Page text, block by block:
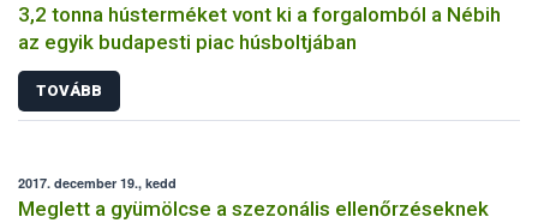
3,2 tonna hústerméket vont ki a forgalomból a Nébih
az egyik budapesti piac húsboltjában
TOVÁBB
2017. december 19., kedd
Meglett a gyümölcse a szezonális ellenőrzéseknek